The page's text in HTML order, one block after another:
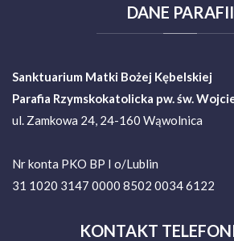
DANE PARAFII
Sanktuarium Matki Bożej Kębelskiej
Parafia Rzymskokatolicka pw. św.
ul. Zamkowa 24, 24-160 Wąwolnica
Nr konta PKO BP I o/Lublin
31 1020 3147 0000 8502 0034 6122
KONTAKT